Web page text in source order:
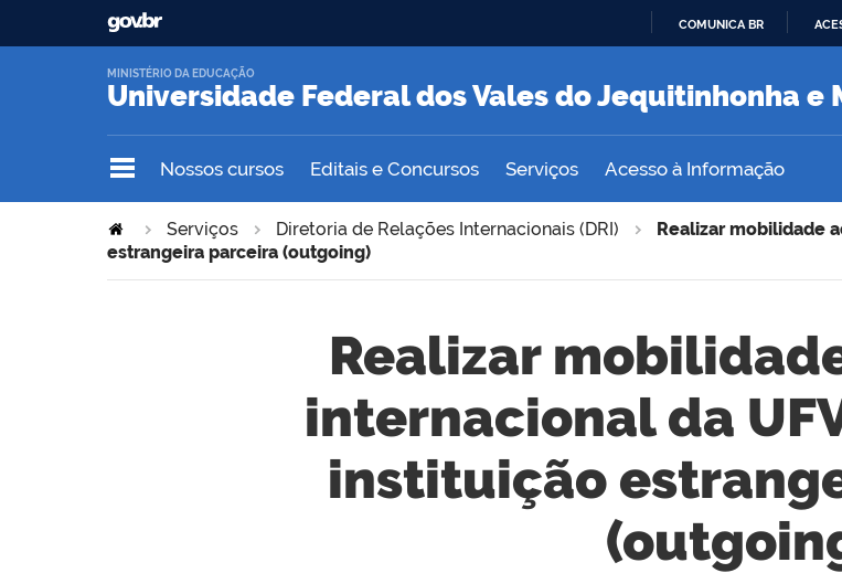
O
COMUNICA BR
Universidade Federal dos Vales do Jequitinhonha e
MINISTÉRIO DA EDUCAÇÃO
Nossos cursos Editais e Concursos Serviços Acesso à Informação
Serviços Diretoria de Relações Internacionais (DRI)
Realizar mobilidade
estrangeira parceira (outgoing)
Realizar
internacional da
instituição